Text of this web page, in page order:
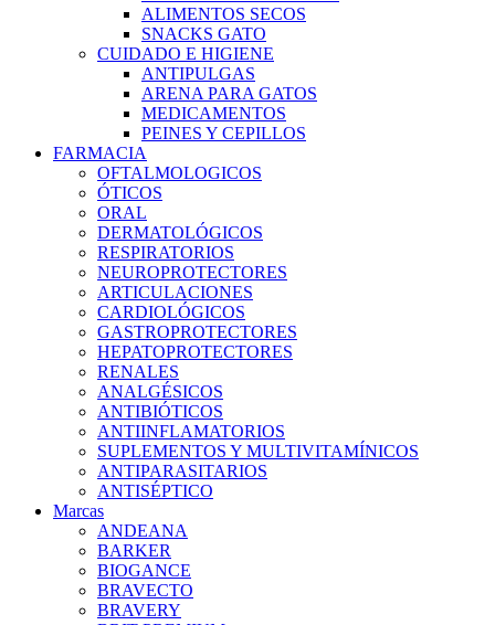
ALIMENTOS SECOS
SNACKS GATO
CUIDADO E HIGIENE
ANTIPULGAS
ARENA PARA GATOS
MEDICAMENTOS
PEINES Y CEPILLOS
FARMACIA
OFTALMOLOGICOS
ÓTICOS
ORAL
DERMATOLÓGICOS
RESPIRATORIOS
NEUROPROTECTORES
ARTICULACIONES
CARDIOLÓGICOS
GASTROPROTECTORES
HEPATOPROTECTORES
RENALES
ANALGÉSICOS
ANTIBIÓTICOS
ANTIINFLAMATORIOS
SUPLEMENTOS Y MULTIVITAMÍNICOS
ANTIPARASITARIOS
ANTISÉPTICO
Marcas
ANDEANA
BARKER
BIOGANCE
BRAVECTO
BRAVERY